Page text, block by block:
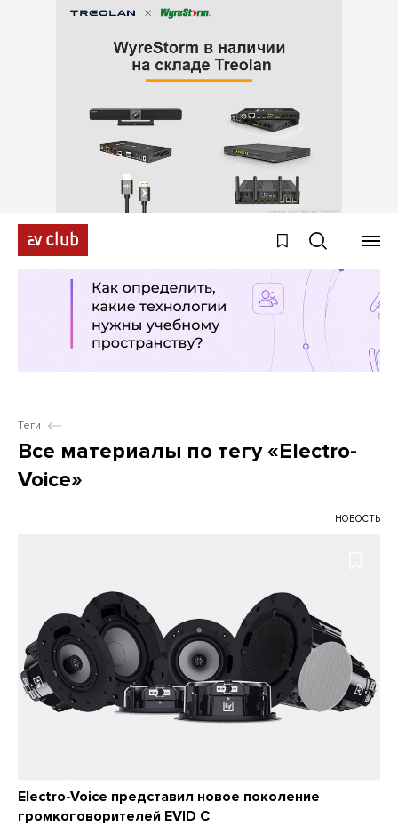
Теги
Все материалы по тегу «Electro-
Voice»
НОВОСТЬ
Electro-Voice представил новое поколение
громкоговорителей EVID C